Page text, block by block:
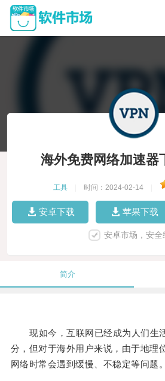
海外免费网络加速器
工具 时间：2024-02-14
安卓下载 苹果下载
安卓市场，安全
简介
现如今，互联网已经成为人们生
分，但对于海外用户来说，由于地理
网络时常会遇到缓慢、不稳定等问题。